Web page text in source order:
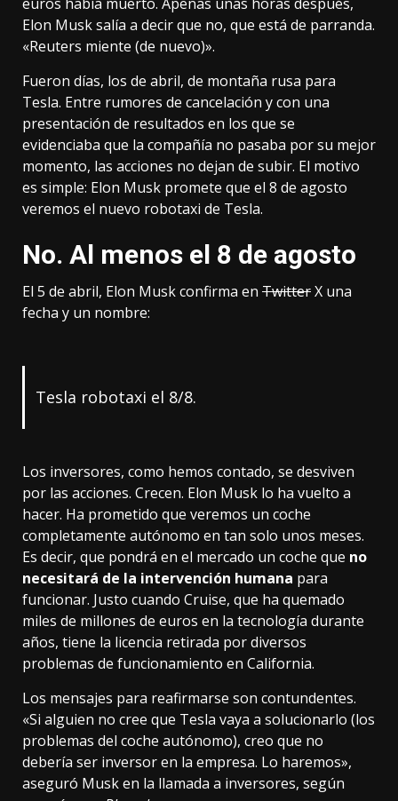
Elon Musk salía a decir que no, que está de parranda.
«Reuters miente (de nuevo)».
Fueron días, los de abril, de montaña rusa para
Tesla. Entre rumores de cancelación y con una
presentación de resultados en los que se
evidenciaba que la compañía no pasaba por su mejor
momento, las acciones no dejan de subir. El motivo
es simple: Elon Musk promete que el 8 de agosto
veremos el nuevo robotaxi de Tesla.
No. Al menos el 8 de agosto
El 5 de abril, Elon Musk confirma en TwitterX una
fecha y un nombre:
Tesla robotaxi el 8/8.
Los inversores, como hemos contado, se desviven
por las acciones. Crecen. Elon Musk lo ha vuelto a
hacer. Ha prometido que veremos un coche
completamente autónomo en tan solo unos meses.
Es decir, que pondrá en el mercado un coche que no
necesitará de la intervención humana para
funcionar. Justo cuando Cruise, que ha quemado
miles de millones de euros en la tecnología durante
años, tiene la licencia retirada por diversos
problemas de funcionamiento en California.
Los mensajes para reafirmarse son contundentes.
«Si alguien no cree que Tesla vaya a solucionarlo (los
problemas del coche autónomo), creo que no
debería ser inversor en la empresa. Lo haremos»,
aseguró Musk en la llamada a inversores, según